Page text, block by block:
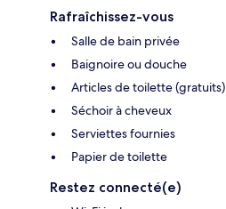
Rafraîchissez-vous
Salle de bain privée
Baignoire ou douche
Articles de toilette (gratuits)
Séchoir à cheveux
Serviettes fournies
Papier de toilette
Restez connecté(e)